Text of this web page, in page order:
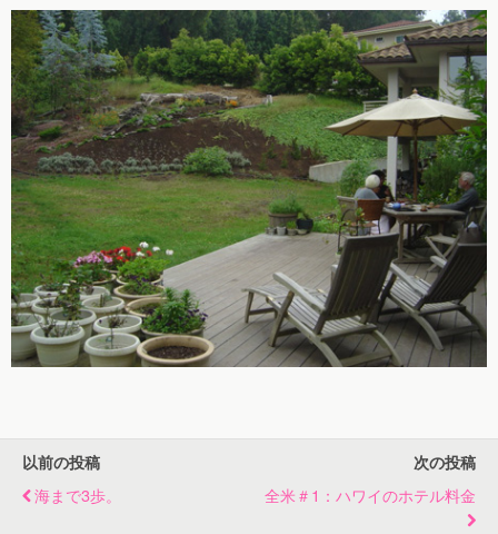
以前の投稿
海まで3歩。
次の投稿
全米＃1：ハワイのホテル料金